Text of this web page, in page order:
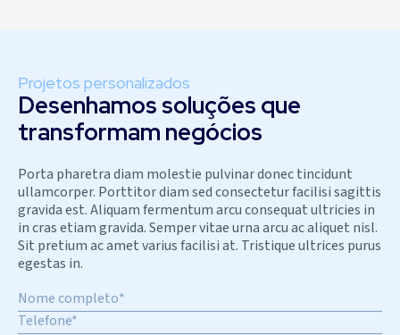
Projetos personalizados
Desenhamos soluções que
transformam negócios
Porta pharetra diam molestie pulvinar donec tincidunt
ullamcorper. Porttitor diam sed consectetur facilisi sagittis
gravida est. Aliquam fermentum arcu consequat ultricies in
in cras etiam gravida. Semper vitae urna arcu ac aliquet nisl.
Sit pretium ac amet varius facilisi at. Tristique ultrices purus
egestas in.